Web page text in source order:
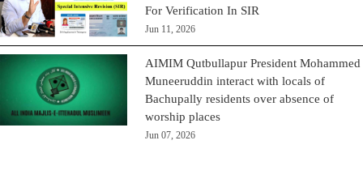
For Verification In SIR
Jun 11, 2026
AIMIM Qutbullapur President Mohammed
Muneeruddin interact with locals of
Bachupally residents over absence of
worship places
Jun 07, 2026